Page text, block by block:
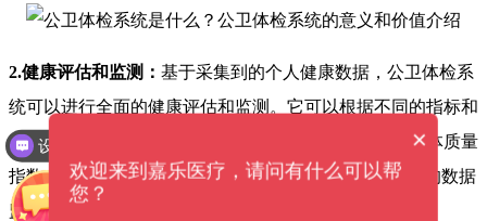
2.健康评估和监测： 基于采集到的个人健康数据，公卫体检系
统可以进行全面的健康评估和监测。它可以根据不同的指标和
标准，对个人的健康状态进行定量和定性的评价，如身体质量
指数（BMI）、血压、血糖等。同时，也可以通过实时的数据
监测和分析，及时发现人群中的健康异常和疾病风险。
可以介绍下你们的产品么？
设备价格是多少钱？ ×
欢迎来到嘉乐医疗，请问有什么可以帮
您？